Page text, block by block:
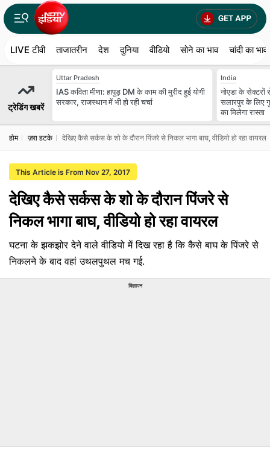
LIVE टीवी ताजातरीन देश दुनिया वीडियो सोने का भाव चांदी का भाव
ट्रेडिंग खबरें
Uttar Pradesh
IAS कविता मीणा: हापुड़ DM के काम की मुरीद हुई योगी
सरकार, राजस्थान में भी हो रही चर्चा
India
नोएडा के सेक्टरों
सलारपुर के लिए
का मिलेगा रास्ता
होम ज़रा हटके देखिए कैसे सर्कस के शो के दौरान पिंजरे से निकल भागा बाघ, वीडियो हो रहा वायरल
This Article is From Nov 27, 2017
देखिए कैसे सर्कस के शो के दौरान पिंजरे से
निकल भागा बाघ, वीडियो हो रहा वायरल
घटना के झकझोर देने वाले वीडियो में दिख रहा है कि कैसे बाघ के पिंजरे से
निकलने के बाद वहां उथलपुथल मच गई.
विज्ञापन